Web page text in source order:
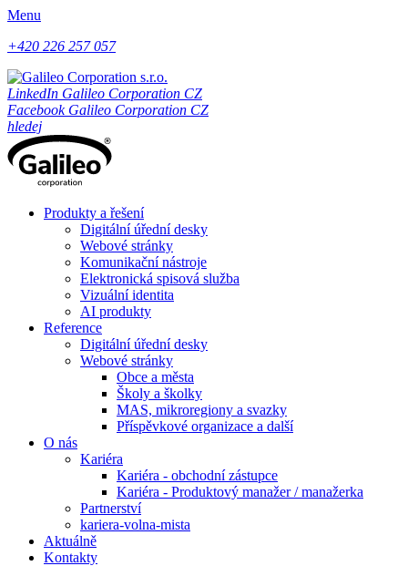
Menu
+420 226 257 057
LinkedIn Galileo Corporation CZ
Facebook Galileo Corporation CZ
hledej
Produkty a řešení
Digitální úřední desky
Webové stránky
Komunikační nástroje
Elektronická spisová služba
Vizuální identita
AI produkty
Reference
Digitální úřední desky
Webové stránky
Obce a města
Školy a školky
MAS, mikroregiony a svazky
Příspěvkové organizace a další
O nás
Kariéra
Kariéra - obchodní zástupce
Kariéra - Produktový manažer / manažerka
Partnerství
kariera-volna-mista
Aktuálně
Kontakty